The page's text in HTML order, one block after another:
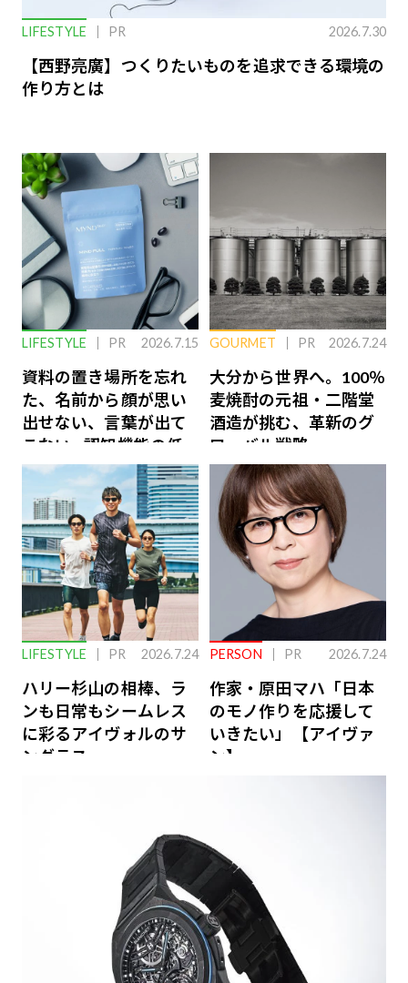
LIFESTYLE PR 2026.7.30
【西野亮廣】つくりたいものを追求できる環境の
作り方とは
LIFESTYLE PR 2026.7.15
資料の置き場所を忘れ
た、名前から顔が思い
出せない、言葉が出て
こない…認知機能の低
下を救う、脳のインナ
ーケアとは
GOURMET PR 2026.7.24
大分から世界へ。100％
麦焼酎の元祖・二階堂
酒造が挑む、革新のグ
ローバル戦略
LIFESTYLE PR 2026.7.24
ハリー杉山の相棒、ラ
ンも日常もシームレス
に彩るアイヴォルのサ
ングラス
PERSON PR 2026.7.24
作家・原田マハ「日本
のモノ作りを応援して
いきたい」【アイヴァ
ン】